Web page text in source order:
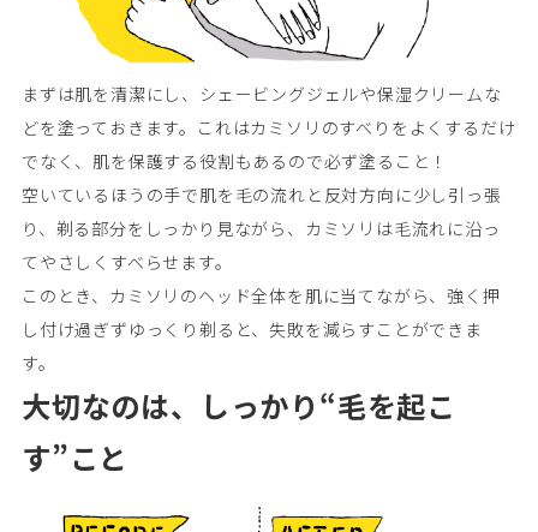
まずは肌を清潔にし、シェービングジェルや保湿クリームな
どを塗っておきます。これはカミソリのすべりをよくするだけ
でなく、肌を保護する役割もあるので必ず塗ること！
空いているほうの手で肌を毛の流れと反対方向に少し引っ張
り、剃る部分をしっかり見ながら、カミソリは毛流れに沿っ
てやさしくすべらせます。
このとき、カミソリのヘッド全体を肌に当てながら、強く押
し付け過ぎずゆっくり剃ると、失敗を減らすことができま
す。
大切なのは、しっかり“毛を起こ
す”こと